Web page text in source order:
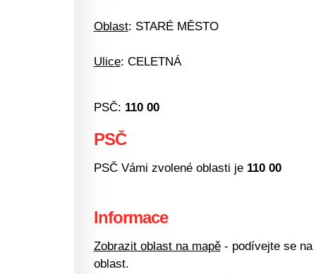
Oblast: STARÉ MĚSTO
Ulice: CELETNÁ
PSČ: 110 00
PSČ
PSČ Vámi zvolené oblasti je 110 00
Informace
Zobrazit oblast na mapě- podívejte se na
oblast.